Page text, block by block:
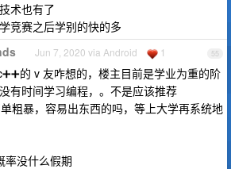
术也有了
竞赛之后学别的快的多
55
Jun 7, 2020 via Android 1
的 v 友咋想的，楼主目前是学业为重的阶
有时间学习编程，。不是应该推荐
粗暴，容易出东西的吗，等上大学再系统地
率没什么假期